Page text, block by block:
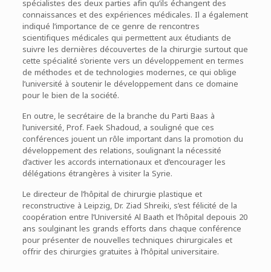
spécialistes des deux parties afin qu’ils échangent des
connaissances et des expériences médicales. Il a également
indiqué l’importance de ce genre de rencontres
scientifiques médicales qui permettent aux étudiants de
suivre les dernières découvertes de la chirurgie surtout que
cette spécialité s’oriente vers un développement en termes
de méthodes et de technologies modernes, ce qui oblige
l’université à soutenir le développement dans ce domaine
pour le bien de la société.
En outre, le secrétaire de la branche du Parti Baas à
l’université, Prof. Faek Shadoud, a souligné que ces
conférences jouent un rôle important dans la promotion du
développement des relations, soulignant la nécessité
d’activer les accords internationaux et d’encourager les
délégations étrangères à visiter la Syrie.
Le directeur de l’hôpital de chirurgie plastique et
reconstructive à Leipzig, Dr. Ziad Shreiki, s’est félicité de la
coopération entre l’Université Al Baath et l’hôpital depouis 20
ans soulginant les grands efforts dans chaque conférence
pour présenter de nouvelles techniques chirurgicales et
offrir des chirurgies gratuites à l’hôpital universitaire.